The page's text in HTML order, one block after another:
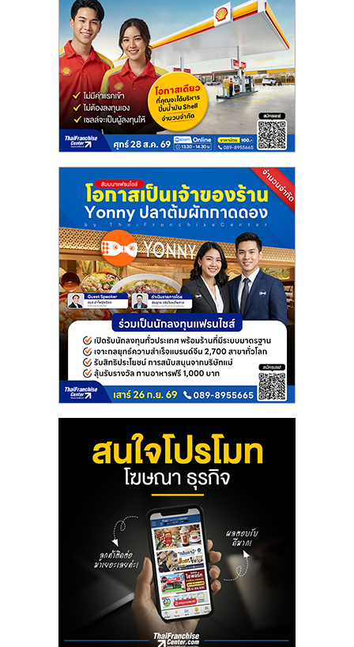
ไชส์
ขาย
แฟ
ไชส์
แฟ
ไชส์
ขาย
หน้า